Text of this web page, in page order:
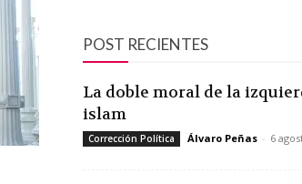
POST RECIENTES
La doble moral de la
islam
Corrección Política Álvaro Peñas - 6